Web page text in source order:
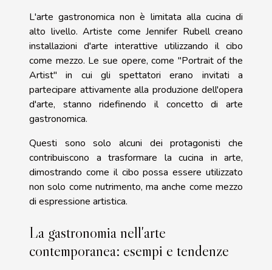
L'arte gastronomica non è limitata alla cucina di
alto livello. Artiste come Jennifer Rubell creano
installazioni d'arte interattive utilizzando il cibo
come mezzo. Le sue opere, come "Portrait of the
Artist" in cui gli spettatori erano invitati a
partecipare attivamente alla produzione dell'opera
d'arte, stanno ridefinendo il concetto di arte
gastronomica.
Questi sono solo alcuni dei protagonisti che
contribuiscono a trasformare la cucina in arte,
dimostrando come il cibo possa essere utilizzato
non solo come nutrimento, ma anche come mezzo
di espressione artistica.
La gastronomia nell'arte
contemporanea: esempi e tendenze